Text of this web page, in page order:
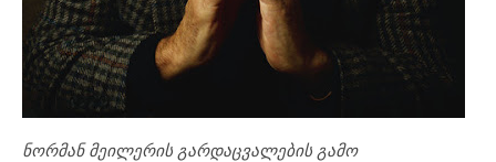
ნორმან მეილერის გარდაცვალების გამო